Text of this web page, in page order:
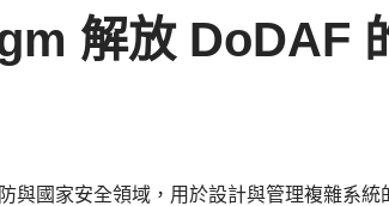
解放 DoDAF
與國家安全領域，用於設計與管理複雜系統